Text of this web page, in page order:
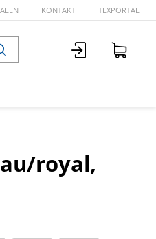
KONTAKT TEXPORTAL
royal,